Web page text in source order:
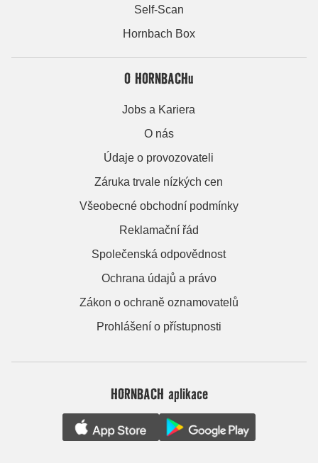
Self-Scan
Hornbach Box
O HORNBACHu
Jobs a Kariera
O nás
Údaje o provozovateli
Záruka trvale nízkých cen
Všeobecné obchodní podmínky
Reklamační řád
Společenská odpovědnost
Ochrana údajů a právo
Zákon o ochraně oznamovatelů
Prohlášení o přístupnosti
HORNBACH aplikace